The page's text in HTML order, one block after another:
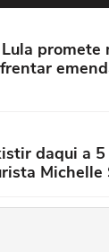
promete
daqui a 5
Michelle